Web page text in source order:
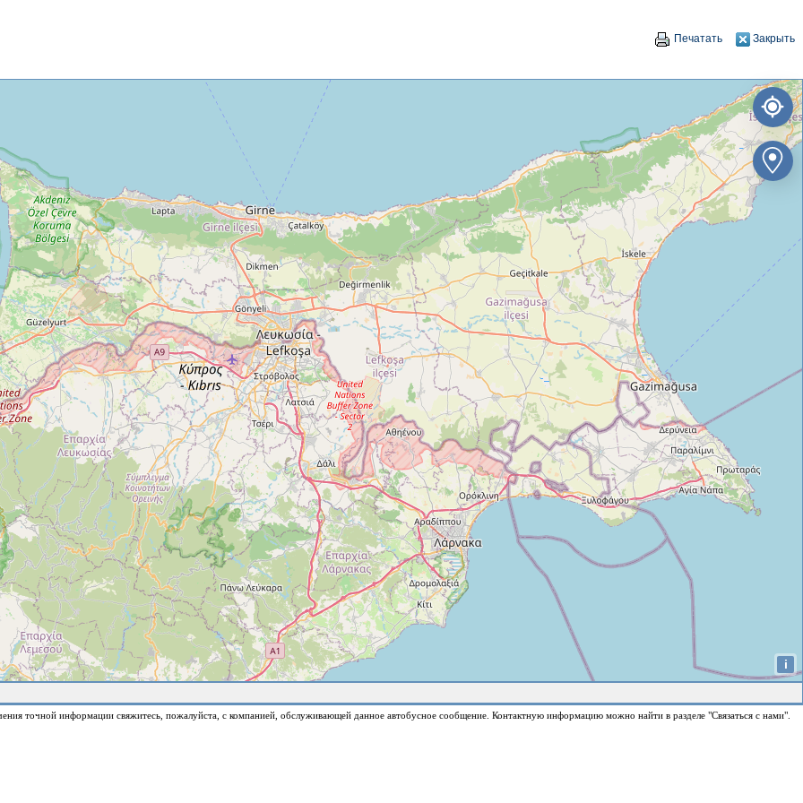
Печатать Закрыть
i
точной информации свяжитесь, пожалуйста, с компанией, обслуживающей данное автобусное сообщение. Контактную информацию можно найти в разделе "Связаться с нами".